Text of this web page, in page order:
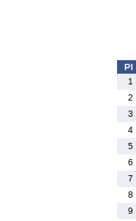
Pl
1
2
3
4
5
6
7
8
9